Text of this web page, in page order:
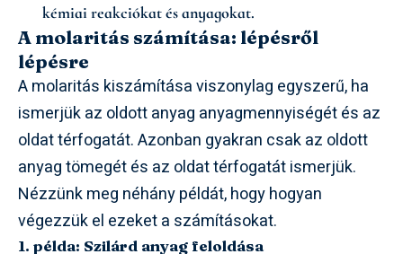
kémiai reakciókat és anyagokat.
A molaritás számítása: lépésről
lépésre
A molaritás kiszámítása viszonylag egyszerű, ha
ismerjük az oldott anyag anyagmennyiségét és az
oldat térfogatát. Azonban gyakran csak az oldott
anyag tömegét és az oldat térfogatát ismerjük.
Nézzünk meg néhány példát, hogy hogyan
végezzük el ezeket a számításokat.
1. példa: Szilárd anyag feloldása